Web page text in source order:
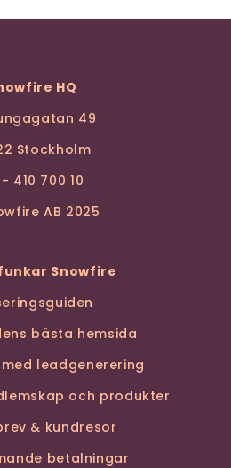
HQ
49
Stockholm
410 700 10
AB 2025
Snowfire
bästa hemsida
leadgenerering
och produkter
& kundresor
betalningar